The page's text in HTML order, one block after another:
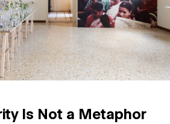
Is Not a Metaphor